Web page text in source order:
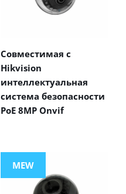
Совместимая с
Hikvision
интеллектуальная
система безопасности
PoE 8MP Onvif
MEW